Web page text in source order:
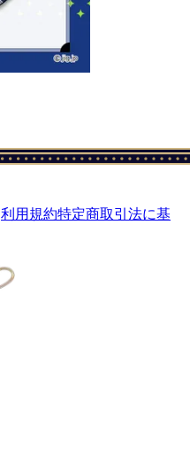
利用規約特定商取引法に基